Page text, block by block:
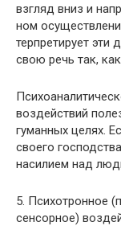
взгляд вниз и
ном
терпретирует эти
свою речь так,
воздействий
гуманных целях.
своего
насилием над
5. Психотронное
сенсорное)